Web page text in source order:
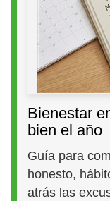
Bienestar
bien el año
Guía para
honesto,
atrás las